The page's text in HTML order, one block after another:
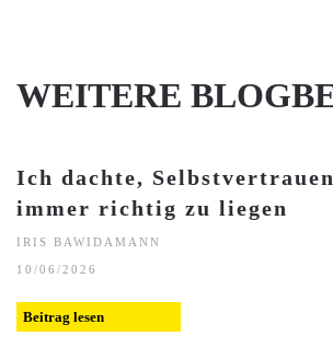
WEITERE
Ich dachte,
immer richtig zu liegen
IRIS BAWIDAMANN
10/06/2026
Beitrag lesen